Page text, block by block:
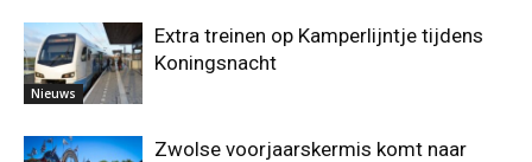
Nieuws
Extra treinen op Kamperlijntje tijdens
Koningsnacht
Zwolse voorjaarskermis komt naar